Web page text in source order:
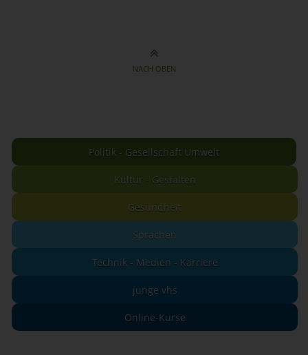
NACH OBEN
Politik - Gesellschaft Umwelt
Kultur - Gestalten
Gesundheit
Sprachen
Technik - Medien - Karriere
junge vhs
Online-Kurse